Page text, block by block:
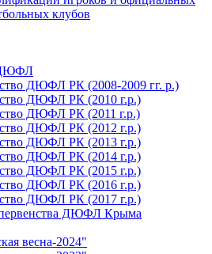
клубов
ДЮФЛ
ДЮФЛ РК (2008-2009 гг. р.)
ДЮФЛ РК (2010 г.р.)
ДЮФЛ РК (2011 г.р.)
ДЮФЛ РК (2012 г.р.)
ДЮФЛ РК (2013 г.р.)
ДЮФЛ РК (2014 г.р.)
ДЮФЛ РК (2015 г.р.)
ДЮФЛ РК (2016 г.р.)
ДЮФЛ РК (2017 г.р.)
ДЮФЛ Крыма
весна-2024"